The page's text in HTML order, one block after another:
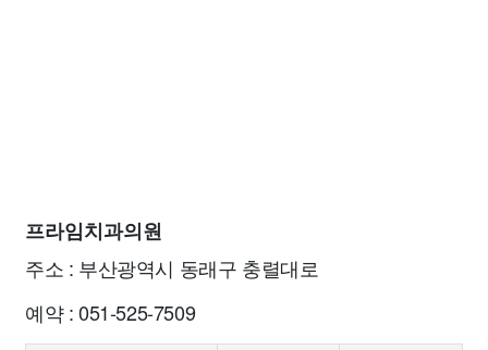
프라임치과의원
주소 : 부산광역시 동래구 충렬대로
예약 : 051-525-7509